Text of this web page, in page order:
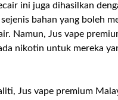
ini juga dihasilkan
bahan yang boleh
Namun, Jus vape
nikotin untuk mereka
Jus vape premium